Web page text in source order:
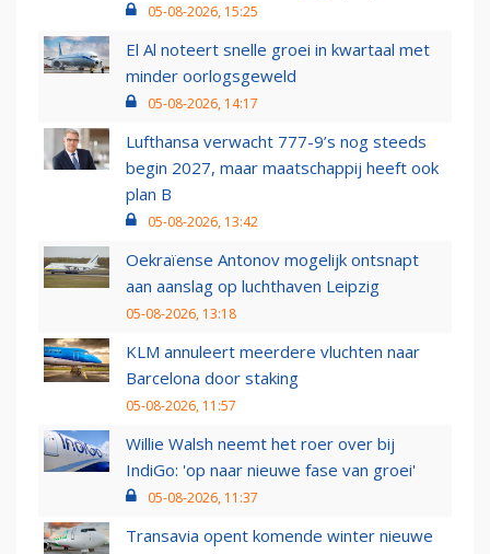
05-08-2026, 15:25
El Al noteert snelle groei in kwartaal met
minder oorlogsgeweld
05-08-2026, 14:17
Lufthansa verwacht 777-9’s nog steeds
begin 2027, maar maatschappij heeft ook
plan B
05-08-2026, 13:42
Oekraïense Antonov mogelijk ontsnapt
aan aanslag op luchthaven Leipzig
05-08-2026, 13:18
KLM annuleert meerdere vluchten naar
Barcelona door staking
05-08-2026, 11:57
Willie Walsh neemt het roer over bij
IndiGo: 'op naar nieuwe fase van groei'
05-08-2026, 11:37
Transavia opent komende winter nieuwe